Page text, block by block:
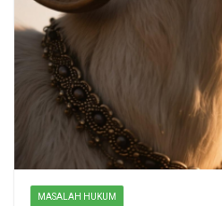
MASALAH HUKUM